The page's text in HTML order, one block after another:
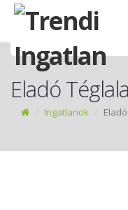
Eladó
Ingatlanok